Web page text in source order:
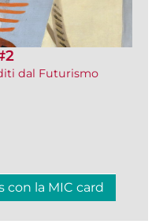
dal Futurismo
con la MIC card